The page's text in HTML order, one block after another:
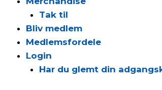
Tak til
Bliv medlem
Medlemsfordele
Login
Har du glemt din